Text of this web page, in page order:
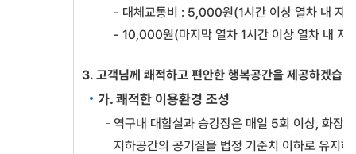
- 대체교통비 : 5,000원(1시간 이상 열차 내 지
- 10,000원(마지막 열차 1시간 이상 열차 내 지
3. 고객님께 쾌적하고 편안한 행복공간을 제공하겠습
가. 쾌적한 이용환경 조성
역구내 대합실과 승강장은 매일 5회 이상, 화장
지하공간의 공기질을 법정 기준치 이하로 유지